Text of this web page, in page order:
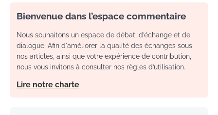
Bienvenue dans l’espace commentaire
Nous souhaitons un espace de débat, d’échange et de
dialogue. Afin d'améliorer la qualité des échanges sous
nos articles, ainsi que votre expérience de contribution,
nous vous invitons à consulter nos règles d’utilisation.
Lire notre charte